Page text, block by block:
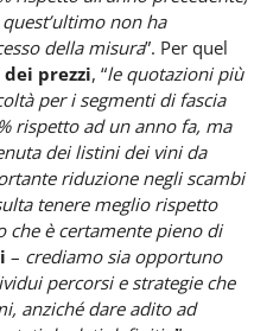
non ha
della misura”. Per quel
prezzi, “le quotazioni più
per i segmenti di fascia
rispetto ad un anno fa, ma
dei listini dei vini da
riduzione negli scambi
tenere meglio rispetto
che è certamente pieno di
– crediamo sia opportuno
percorsi e strategie che
anziché dare adito ad